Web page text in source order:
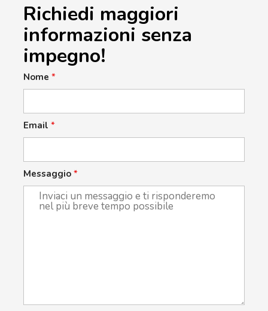
Richiedi maggiori
informazioni senza
impegno!
Nome *
Email *
Messaggio *